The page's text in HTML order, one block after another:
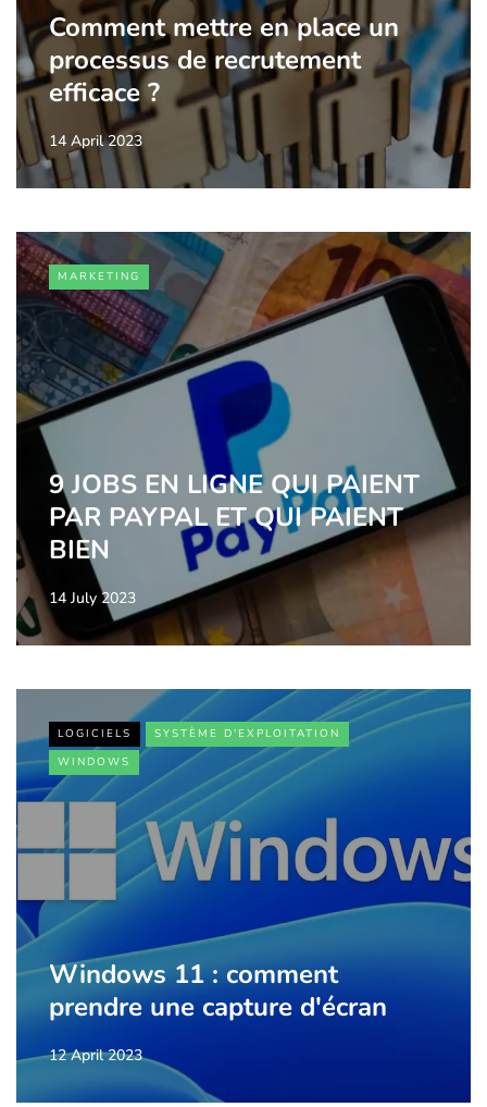
Comment mettre en place un
processus de recrutement
efficace ?
14 April 2023
MARKETING
9 JOBS EN LIGNE QUI PAIENT
PAR PAYPAL ET QUI PAIENT
BIEN
14 July 2023
LOGICIELS
SYSTÈME D'EXPLOITATION
WINDOWS
Windows 11 : comment
prendre une capture d'écran
12 April 2023